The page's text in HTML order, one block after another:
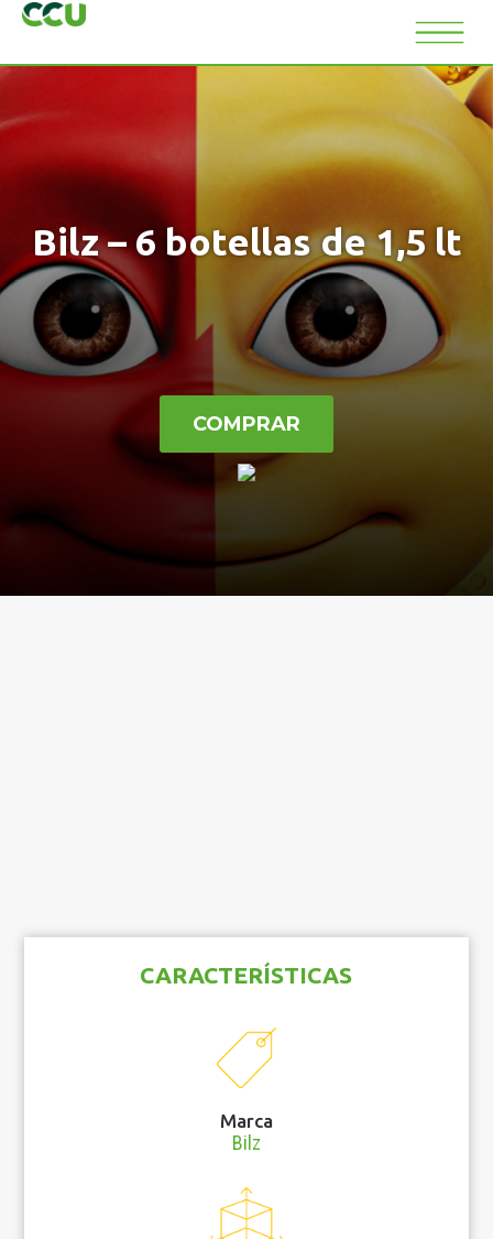
Bilz – 6 botellas de 1,5 lt
COMPRAR
CARACTERÍSTICAS
Marca
Bilz